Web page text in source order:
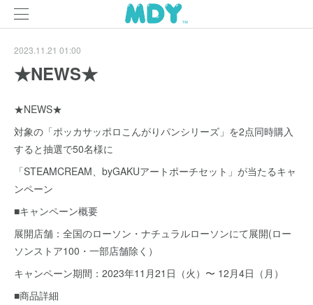
2023.11.21 01:00
★NEWS★
★NEWS★
対象の「ポッカサッポロこんがりパンシリーズ」を2点同時購入
すると抽選で50名様に
「STEAMCREAM、byGAKUアートポーチセット」が当たるキャ
ンペーン
■キャンペーン概要
展開店舗：全国のローソン・ナチュラルローソンにて展開(ロー
ソンストア100・一部店舗除く）
キャンペーン期間：2023年11月21日（火）〜 12月4日（月）
■商品詳細